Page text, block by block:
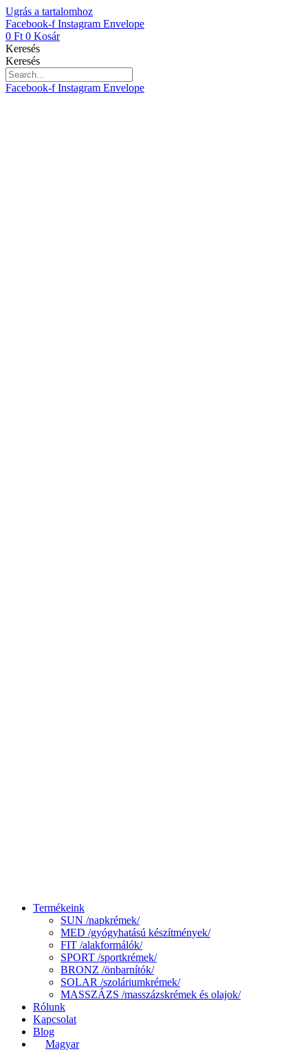
Ugrás a tartalomhoz
Facebook-f Instagram Envelope
0 Ft 0 Kosár
Keresés
Keresés
Facebook-f Instagram Envelope
Termékeink
SUN /napkrémek/
MED /gyógyhatású készítmények/
FIT /alakformálók/
SPORT /sportkrémek/
BRONZ /önbarnítók/
SOLAR /szoláriumkrémek/
MASSZÁZS /masszázskrémek és olajok/
Rólunk
Kapcsolat
Blog
Magyar